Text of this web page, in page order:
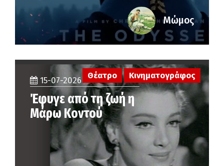
Μώμος
15-07-2026
Έφυγε από τη ζωή η
Μάρω Κοντού
Θέατρο Κινηματογράφος